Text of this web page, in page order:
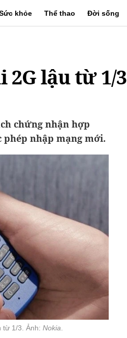
khỏe Thể thao Đời sống
2G lậu từ 1/3
chứng nhận hợp
phép nhập mạng mới.
từ 1/3. Ảnh: Nokia